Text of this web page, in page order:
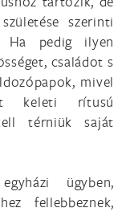
szerinti
Ha pedig ilyen
családot s
mivel
keleti rítusú
térniük saját
ügyben,
fellebbeznek,